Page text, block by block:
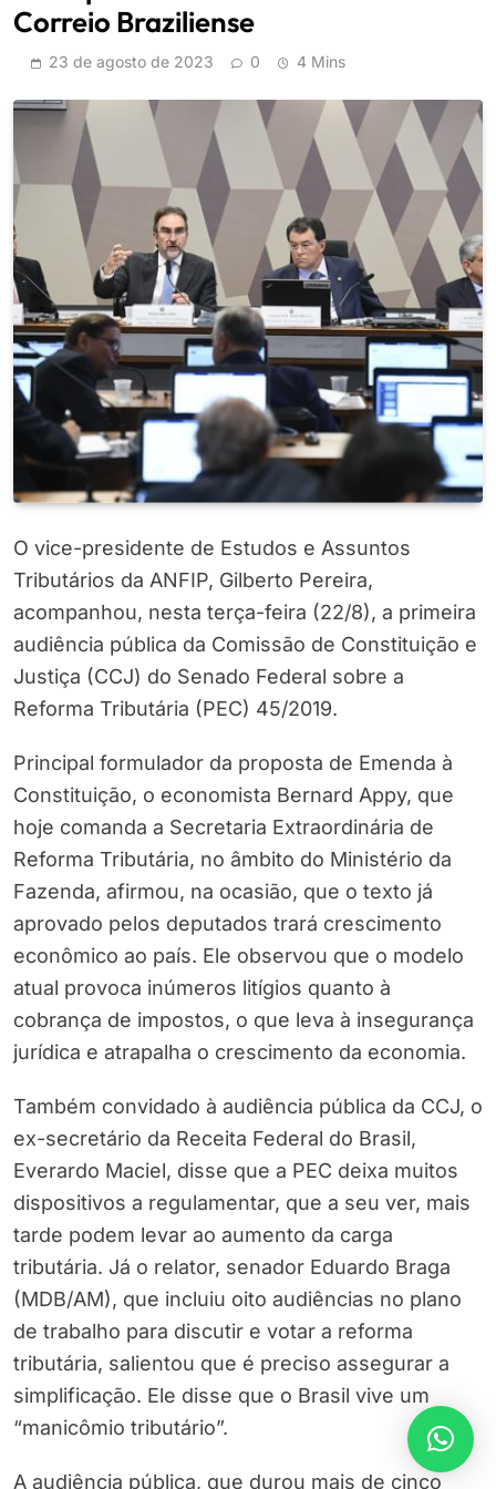
Correio Braziliense
23 de agosto de 2023 0 4 Mins
O vice-presidente de Estudos e Assuntos
Tributários da ANFIP, Gilberto Pereira,
acompanhou, nesta terça-feira (22/8), a primeira
audiência pública da Comissão de Constituição e
Justiça (CCJ) do Senado Federal sobre a
Reforma Tributária (PEC) 45/2019.
Principal formulador da proposta de Emenda à
Constituição, o economista Bernard Appy, que
hoje comanda a Secretaria Extraordinária de
Reforma Tributária, no âmbito do Ministério da
Fazenda, afirmou, na ocasião, que o texto já
aprovado pelos deputados trará crescimento
econômico ao país. Ele observou que o modelo
atual provoca inúmeros litígios quanto à
cobrança de impostos, o que leva à insegurança
jurídica e atrapalha o crescimento da economia.
Também convidado à audiência pública da CCJ, o
ex-secretário da Receita Federal do Brasil,
Everardo Maciel, disse que a PEC deixa muitos
dispositivos a regulamentar, que a seu ver, mais
tarde podem levar ao aumento da carga
tributária. Já o relator, senador Eduardo Braga
(MDB/AM), que incluiu oito audiências no plano
de trabalho para discutir e votar a reforma
tributária, salientou que é preciso assegurar a
simplificação. Ele disse que o Brasil vive um
“manicômio tributário”.
A audiência pública, que durou mais de cinco